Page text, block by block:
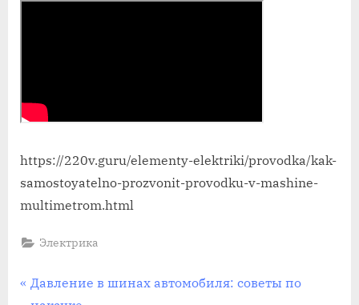
https://220v.guru/elementy-elektriki/provodka/kak-
samostoyatelno-prozvonit-provodku-v-mashine-
multimetrom.html
Электрика
Навигация
П
Давление в шинах автомобиля: советы по